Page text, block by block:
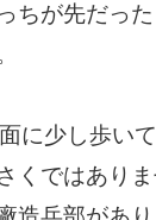
ちが先だっ
に少し歩い
くではありま